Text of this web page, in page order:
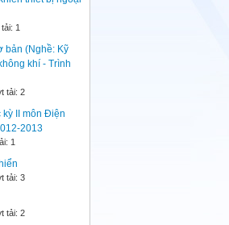
1
bản (Nghề: Kỹ
khí - Trình
tải: 2
II môn Điện
2013
1
tải: 3
tải: 2